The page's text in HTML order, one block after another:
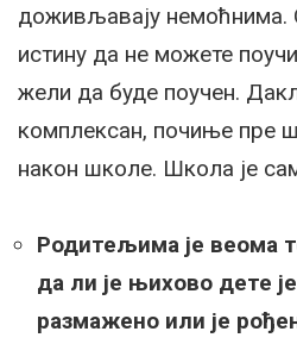
доживљавају немоћнима.
истину да не можете
жели да буде поучен.
комплексан, почиње пре
након школе. Школа је
Родитељима је веома
да ли је њихово дете
размажено или је